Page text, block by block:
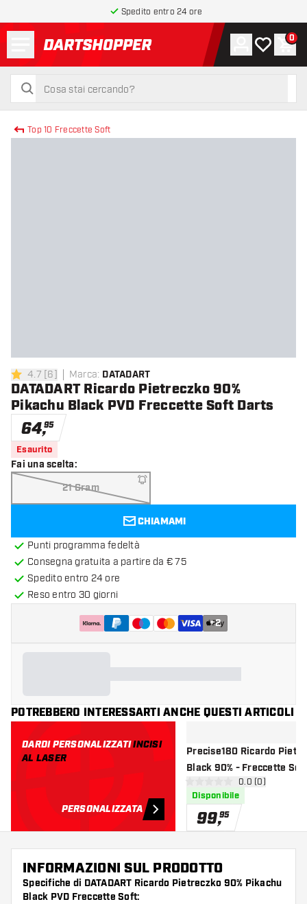
Spedito entro 24 ore
torna alla home page
cerca
cerca
Account
La mia0
Top 10 Freccette Soft
4.7 stelle di valutazione
4.7 [6] Marca: DATADART
DATADART Ricardo Pietreczko 90%
Pikachu Black PVD Freccette Soft Darts
64,95
Esaurito
Fai una scelta:
21 Gram
CHIAMAMI
Punti programma fedeltà
Consegna gratuita a partire da € 75
Spedito entro 24 ore
Reso entro 30 giorni
+2
POTREBBERO INTERESSARTI ANCHE QUESTI ARTICOLI
DARDI PERSONALIZZATIINCISI
AL LASER
PERSONALIZZATA
Precise180 Ricardo
Black 90% - Freccette
apri pannello
0 stelle di valutazione
0.0 (0)
Disponibile
99,95
INFORMAZIONI SUL PRODOTTO
Specifiche di DATADART Ricardo Pietreczko 90% Pikachu
Black PVD Freccette Soft: